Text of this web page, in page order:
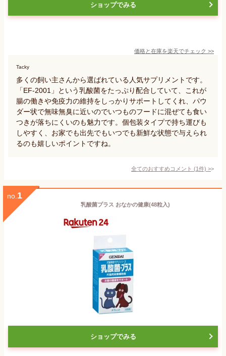
ショップでみる
価格と在庫を楽天でチェック >>
Tacky
多くの飼い主さんから選ばれている人気サプリメントです。
「EF-2001」という乳酸菌をたっぷり配合していて、これが
腸の働きや免疫力の維持をしっかりサポートしてくれ、パウ
ダー状で無味無臭に近いのでいつものフードに混ぜても食い
つきが落ちにくいのも魅力です。個包装タイプで持ち運びも
しやすく、お家でも出先でもいつでも新鮮な状態で与えられ
るのも嬉しいポイントですね。
全てのおすすめコメント (1件) >
no. 1
乳酸菌プラス おなかの健康(48粒入)
ショップでみる